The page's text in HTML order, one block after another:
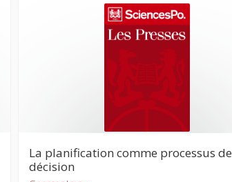
La planification comme processus de
décision